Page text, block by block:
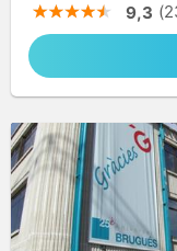
9,3